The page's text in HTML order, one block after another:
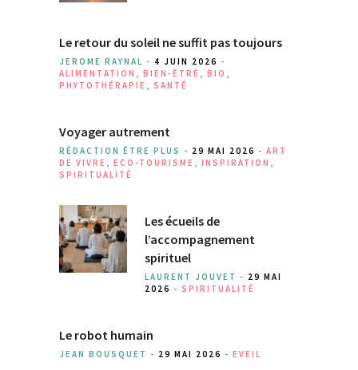
Le retour du soleil ne suffit pas toujours
JEROME RAYNAL - 4 JUIN 2026 -
ALIMENTATION
BIEN-ÊTRE BIO
PHYTOTHÉRAPIE
SANTÉ
Voyager autrement
RÉDACTION ÊTRE PLUS - 29 MAI 2026 - ART
DE VIVRE
ECO-TOURISME INSPIRATION
SPIRITUALITÉ
Les écueils de
l’accompagnement
spirituel
LAURENT JOUVET - 29 MAI
2026 - SPIRITUALITÉ
Le robot humain
JEAN BOUSQUET - 29 MAI 2026 - EVEIL